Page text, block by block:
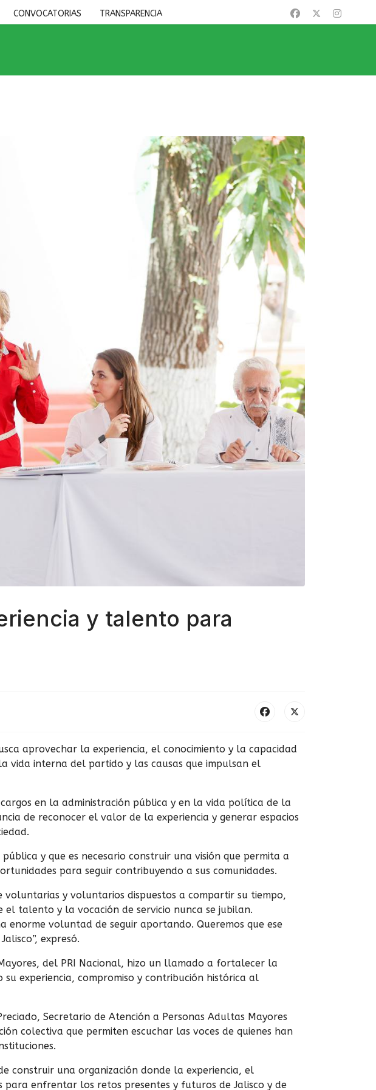
CONVOCATORIAS TRANSPARENCIA
y talento para
aprovechar la experiencia, el conocimiento y la capacidad
vida interna del partido y las causas que impulsan el
en la administración pública y en la vida política de la
de reconocer el valor de la experiencia y generar espacios
y que es necesario construir una visión que permita a
para seguir contribuyendo a sus comunidades.
voluntarias y voluntarios dispuestos a compartir su tiempo,
el talento y la vocación de servicio nunca se jubilan.
enorme voluntad de seguir aportando. Queremos que ese
expresó.
del PRI Nacional, hizo un llamado a fortalecer la
experiencia, compromiso y contribución histórica al
Secretario de Atención a Personas Adultas Mayores
colectiva que permiten escuchar las voces de quienes han
construir una organización donde la experiencia, el
enfrentar los retos presentes y futuros de Jalisco y de